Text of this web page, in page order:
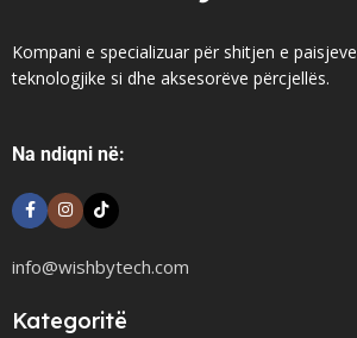
Kompani e specializuar për shitjen e paisjeve
teknologjike si dhe aksesorëve përcjellës.
Na ndiqni në:
info@wishbytech.com
Kategoritë